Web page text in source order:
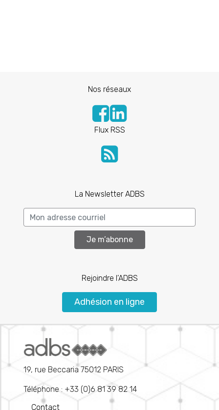
Nos réseaux
Flux RSS
La Newsletter ADBS
Je m’abonne
Rejoindre l’ADBS
Adhésion en ligne
19, rue Beccaria 75012 PARIS
Téléphone : +33 (0)6 81 39 82 14
Contact